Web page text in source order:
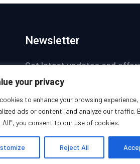
your privacy
to enhance your browsing
ads or content, and analyze our traffic.
All", you consent to our use of cookies.
Reject All
Newsletter
Get latest updates and